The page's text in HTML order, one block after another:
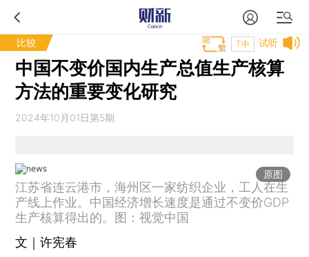
比较 试听
T中
中国不变价国内生产总值生产核算
方法的重要变化研究
2024年10月01日第5期
原图
江苏省连云港市，海州区一家纺织企业，工人在生
产线上作业。中国经济增长速度是通过不变价GDP
生产核算得出的。图：视觉中国
文｜许宪春